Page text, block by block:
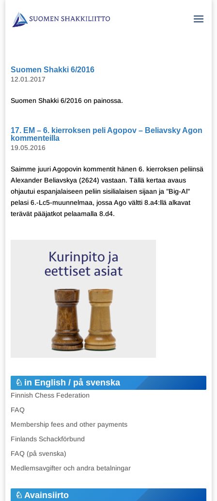
Suomen Shakki 6/2016
12.01.2017
Suomen Shakki 6/2016 on painossa.
17. EM – 6. kierroksen peli Agopov – Beliavsky Agon
kommenteilla
19.05.2016
Saimme juuri Agopovin kommentit hänen 6. kierroksen peliinsä
Alexander Beliavskya (2624) vastaan. Tällä kertaa avaus
ohjautui espanjalaiseen peliin sisilialaisen sijaan ja ”Big-Al”
pelasi 6.-Lc5-muunnelmaa, jossa Ago vältti 8.a4:llä alkavat
terävät pääjatkot pelaamalla 8.d4.
in English / på svenska
Finnish Chess Federation
FAQ
Membership fees and other payments
Finlands Schackförbund
FAQ (på svenska)
Medlemsavgifter och andra betalningar
Avainsiirto